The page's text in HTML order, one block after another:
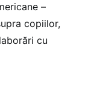
–
copiilor,
cu